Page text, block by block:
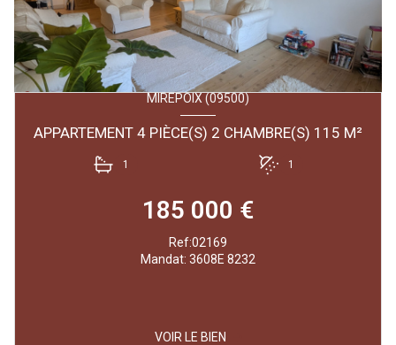
MIREPOIX (09500)
APPARTEMENT 4 PIÈCE(S) 2 CHAMBRE(S) 115 M²
1 1
185 000 €
Ref:02169
Mandat: 3608E 8232
VOIR LE BIEN